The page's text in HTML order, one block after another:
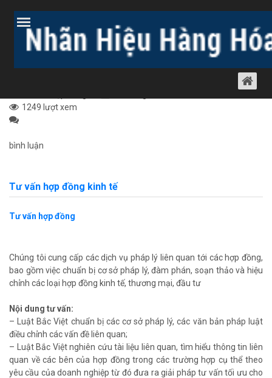
DỊCH VỤ SOẠN THẢO HỢP ĐỒNG HỢP
1249 lượt xem
bình luận
Tư vấn hợp đồng kinh tế
Tư vấn hợp đồng
Chúng tôi cung cấp các dịch vụ pháp lý liên quan tới các hợp đồng,
bao gồm việc chuẩn bị cơ sở pháp lý, đàm phán, soạn thảo và hiệu
chỉnh các loại hợp đồng kinh tế, thương mại, đầu tư
Nội dung tư vấn:
– Luật Bắc Việt chuẩn bị các cơ sở pháp lý, các văn bản pháp luật
điều chỉnh các vấn đề liên quan;
– Luật Bắc Việt nghiên cứu tài liệu liên quan, tìm hiểu thông tin liên
quan về các bên của hợp đồng trong các trường hợp cụ thể theo
yêu cầu của doanh nghiệp từ đó đưa ra giải pháp tư vấn tối ưu cho